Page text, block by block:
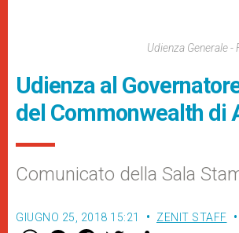
Udienza Generale
Udienza al
del Commonwealth di
Comunicato della Sala
GIUGNO 25, 2018 15:21 ZENIT STAFF